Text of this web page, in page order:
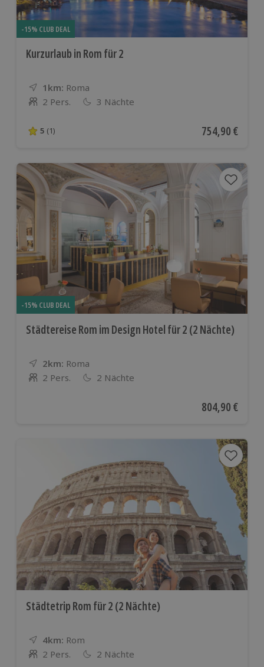
-15% CLUB DEAL
Kurzurlaub in Rom für 2
1km: Entfernung
Standort
Roma
Anzahl der Teilnehmer
2 Pers. 3 Nächte
5 von 5 Sternen basierend auf 1 Bewertungen
5 (1) Aktueller Preis
754,90 €
-15% CLUB DEAL
Städtereise Rom im Design Hotel für 2 (2 Nächte)
2km: Entfernung
Standort
Roma
Anzahl der Teilnehmer
2 Pers. 2 Nächte
Aktueller Preis
804,90 €
Städtetrip Rom für 2 (2 Nächte)
4km: Entfernung
Standort
Rom
Anzahl der Teilnehmer
2 Pers. 2 Nächte